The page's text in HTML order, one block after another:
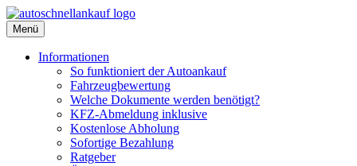
Menü
Informationen
So funktioniert der Autoankauf
Fahrzeugbewertung
Welche Dokumente werden benötigt?
KFZ-Abmeldung inklusive
Kostenlose Abholung
Sofortige Bezahlung
Ratgeber